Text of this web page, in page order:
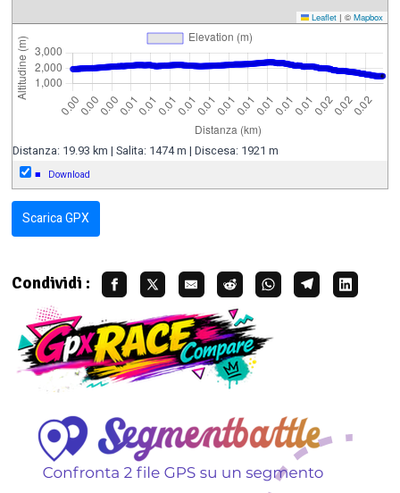
Leaflet | ©Mapbox
Distanza: 19.93 km | Salita: 1474 m | Discesa: 1921 m
■ Download
Scarica GPX
Condividi :